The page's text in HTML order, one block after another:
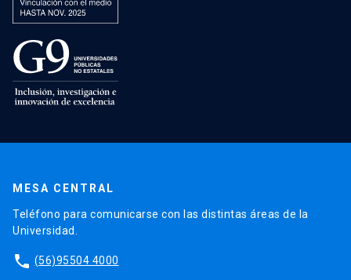
MESA CENTRAL
Teléfono para comunicarse con las distintas áreas de la
Universidad.
phone (56)95504 4000